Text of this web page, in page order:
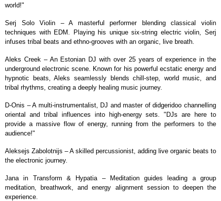
world!"
Serj Solo Violin – A masterful performer blending classical violin
techniques with EDM. Playing his unique six-string electric violin, Serj
infuses tribal beats and ethno-grooves with an organic, live breath.
Aleks Creek – An Estonian DJ with over 25 years of experience in the
underground electronic scene. Known for his powerful ecstatic energy and
hypnotic beats, Aleks seamlessly blends chill-step, world music, and
tribal rhythms, creating a deeply healing music journey.
D-Onis – A multi-instrumentalist, DJ and master of didgeridoo channelling
oriental and tribal influences into high-energy sets. "DJs are here to
provide a massive flow of energy, running from the performers to the
audience!"
Aleksejs Zabolotnijs – A skilled percussionist, adding live organic beats to
the electronic journey.
Jana in Transform & Hypatia – Meditation guides leading a group
meditation, breathwork, and energy alignment session to deepen the
experience.